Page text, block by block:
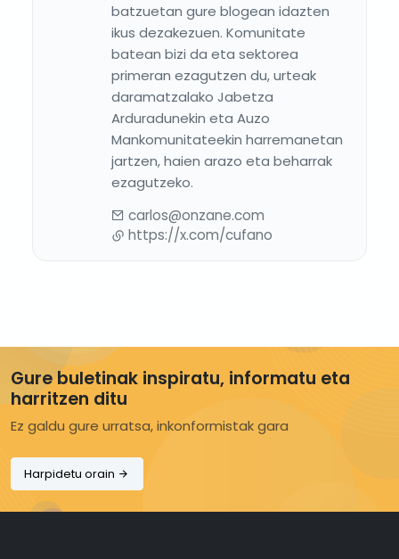
batzuetan gure blogean idazten
ikus dezakezuen. Komunitate
batean bizi da eta sektorea
primeran ezagutzen du, urteak
daramatzalako Jabetza
Arduradunekin eta Auzo
Mankomunitateekin harremanetan
jartzen, haien arazo eta beharrak
ezagutzeko.
carlos@onzane.com
https://x.com/cufano
Gure buletinak inspiratu, informatu eta
harritzen ditu
Ez galdu gure urratsa, inkonformistak gara
Harpidetu orain